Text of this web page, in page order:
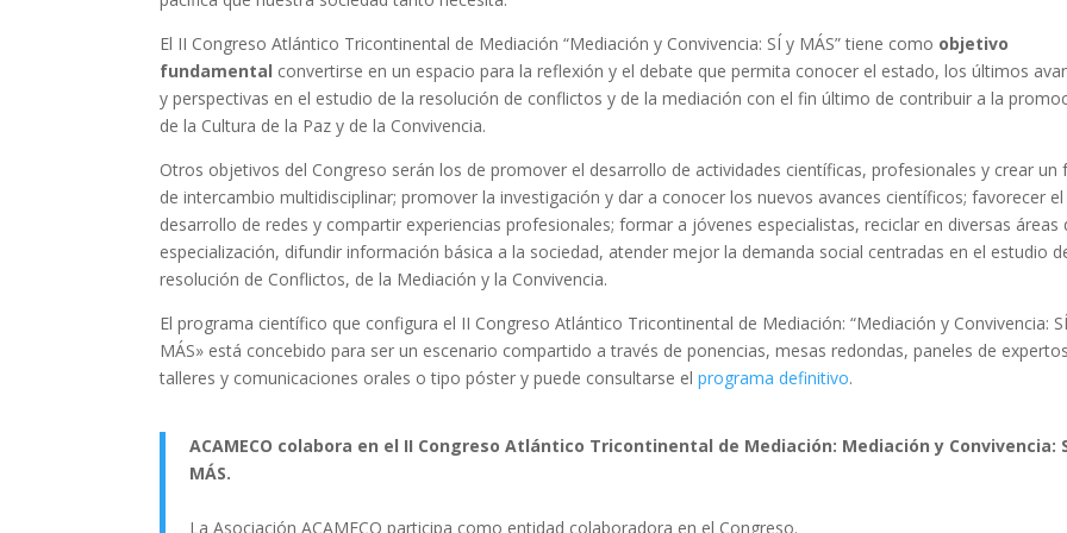
El II Congreso Atlántico Tricontinental de Mediación “Mediación y Convivencia: SÍ y MÁS” tiene como objetivo
fundamental convertirse en un espacio para la reflexión y el debate que permita conocer el estado, los últimos
y perspectivas en el estudio de la resolución de conflictos y de la mediación con el fin último de contribuir a la
de la Cultura de la Paz y de la Convivencia.
Otros objetivos del Congreso serán los de promover el desarrollo de actividades científicas, profesionales y crear un
de intercambio multidisciplinar; promover la investigación y dar a conocer los nuevos avances científicos; favorecer el
desarrollo de redes y compartir experiencias profesionales; formar a jóvenes especialistas, reciclar en diversas áreas
especialización, difundir información básica a la sociedad, atender mejor la demanda social centradas en el estudio
resolución de Conflictos, de la Mediación y la Convivencia.
El programa científico que configura el II Congreso Atlántico Tricontinental de Mediación: “Mediación y Convivencia:
MÁS» está concebido para ser un escenario compartido a través de ponencias, mesas redondas, paneles de
talleres y comunicaciones orales o tipo póster y puede consultarse elprograma definitivo.
ACAMECO colabora en el II Congreso Atlántico Tricontinental de Mediación: Mediación y Convivencia:
MÁS.
La Asociación ACAMECO participa como entidad colaboradora en el Congreso.